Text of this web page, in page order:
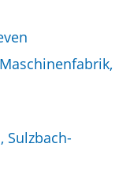
Sulzbach-